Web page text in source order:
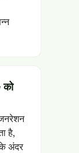
है,
अंदर